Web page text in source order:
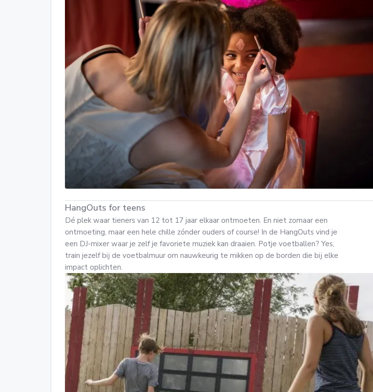
HangOuts for teens
Dé plek waar tieners van 12 tot 17 jaar elkaar ontmoeten. En niet zomaar een
ontmoeting, maar een hele chille zónder ouders of course! In de HangOuts vind je
een DJ-mixer waar je zelf je favoriete muziek kan draaien. Potje voetballen? Yes,
train jezelf bij de voetbalmuur om nauwkeurig te mikken op de borden die bij elke
impact oplichten.